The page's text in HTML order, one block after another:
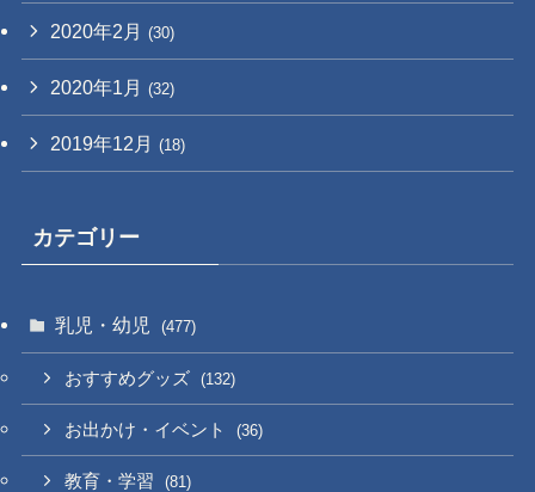
2020年2月 (30)
2020年1月 (32)
2019年12月 (18)
カテゴリー
乳児・幼児 (477)
おすすめグッズ (132)
お出かけ・イベント (36)
教育・学習 (81)